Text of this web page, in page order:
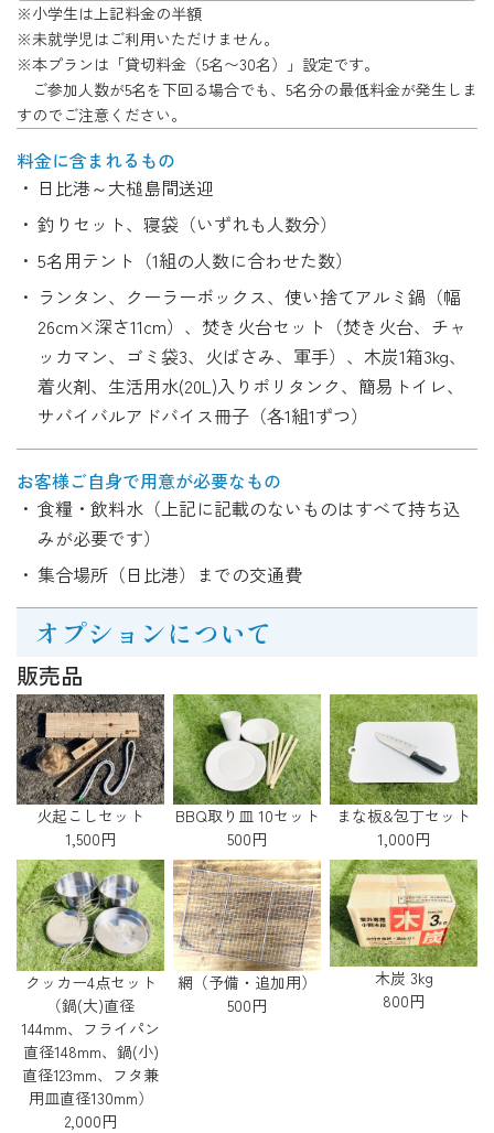
※小学生は上記料金の半額
※未就学児はご利用いただけません。
※本プランは「貸切料金（5名〜30名）」設定です。
ご参加人数が5名を下回る場合でも、5名分の最低料金が発生しま
すのでご注意ください。
料金に含まれるもの
日比港～大槌島間送迎
釣りセット、寝袋（いずれも人数分）
5名用テント（1組の人数に合わせた数）
ランタン、クーラーボックス、使い捨てアルミ鍋（幅
26cm×深さ11cm）、焚き火台セット（焚き火台、チャ
ッカマン、ゴミ袋3、火ばさみ、軍手）、木炭1箱3kg、
着火剤、生活用水(20L)入りポリタンク、簡易トイレ、
サバイバルアドバイス冊子（各1組1ずつ）
お客様ご自身で用意が必要なもの
食糧・飲料水（上記に記載のないものはすべて持ち込
みが必要です）
集合場所（日比港）までの交通費
オプションについて
販売品
火起こしセット
1,500円
BBQ取り皿 10セット
500円
まな板&包丁セット
1,000円
クッカー4点セット
（鍋(大)直径
144mm、フライパン
直径148mm、鍋(小)
直径123mm、フタ兼
用皿直径130mm）
2,000円
網（予備・追加用）
500円
木炭 3kg
800円